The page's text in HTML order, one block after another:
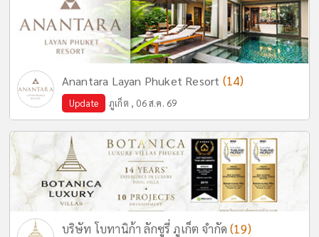
Anantara Layan Phuket Resort (14)
Update ภูเก็ต , 06 ส.ค. 69
บริษัท โบทานิก้า ลักซูรี่ ภูเก็ต จำกัด(19)